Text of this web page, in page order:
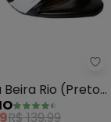
Beira Rio
Beira Rio (Preto)
R$ 139,99